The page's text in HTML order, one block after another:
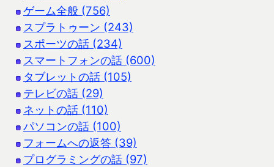
ゲーム全般 (756)
スプラトゥーン (243)
スポーツの話 (234)
スマートフォンの話 (600)
タブレットの話 (105)
テレビの話 (29)
ネットの話 (110)
パソコンの話 (100)
フォームへの返答 (39)
プログラミングの話 (97)